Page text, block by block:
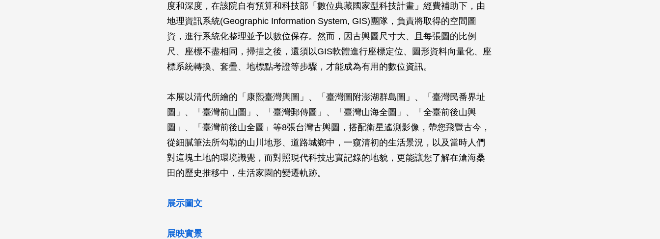
度和深度，在該院自有預算和科技部「數位典藏國家型科技計畫」經費補助下，由
地理資訊系統(Geographic Information System, GIS)團隊，負責將取得的空間圖
資，進行系統化整理並予以數位保存。然而，因古輿圖尺寸大、且每張圖的比例
尺、座標不盡相同，掃描之後，還須以GIS軟體進行座標定位、圖形資料向量化、座
標系統轉換、套疊、地標點考證等步驟，才能成為有用的數位資訊。
本展以清代所繪的「康熙臺灣輿圖」、「臺灣圖附澎湖群島圖」、「臺灣民番界址
圖」、「臺灣前山圖」、「臺灣郵傳圖」、「臺灣山海全圖」、「全臺前後山輿
圖」、「臺灣前後山全圖」等8張台灣古輿圖，搭配衛星遙測影像，帶您飛覽古今，
從細膩筆法所勾勒的山川地形、道路城鄉中，一窺清初的生活景況，以及當時人們
對這塊土地的環境識覺，而對照現代科技忠實記錄的地貌，更能讓您了解在滄海桑
田的歷史推移中，生活家園的變遷軌跡。
展示圖文
展映實景